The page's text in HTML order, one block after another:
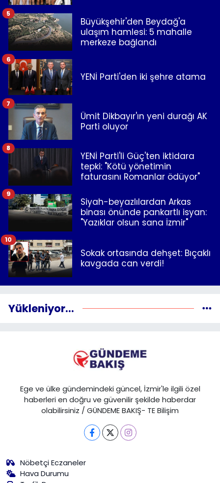
Büyükşehir'den Beydağ'a
ulaşım hamlesi: 5 mahalle
merkeze bağlandı
5
YENİ Parti'den iki şehre atama
6
Ümit Dikbayır'ın yeni durağı AK
Parti oluyor
7
YENİ Parti'li Güç'ten iktidara
tepki: "Kötü yönetimin
faturasını Romanlar ödüyor"
8
Siyah-beyazlılardan Arkas
binası önünde pankartlı isyan:
"Yazıklar olsun sana İzmir"
9
Sokak ortasında dehşet: Bıçaklı
kavgada can verdi!
10
Yükleniyor...
Ege ve ülke gündemindeki güncel, İzmir'le ilgili özel
haberleri en doğru ve güvenilir şekilde haberdar
olabilirsiniz / GÜNDEME BAKIŞ- TE Bilişim
Nöbetçi Eczaneler
Hava Durumu